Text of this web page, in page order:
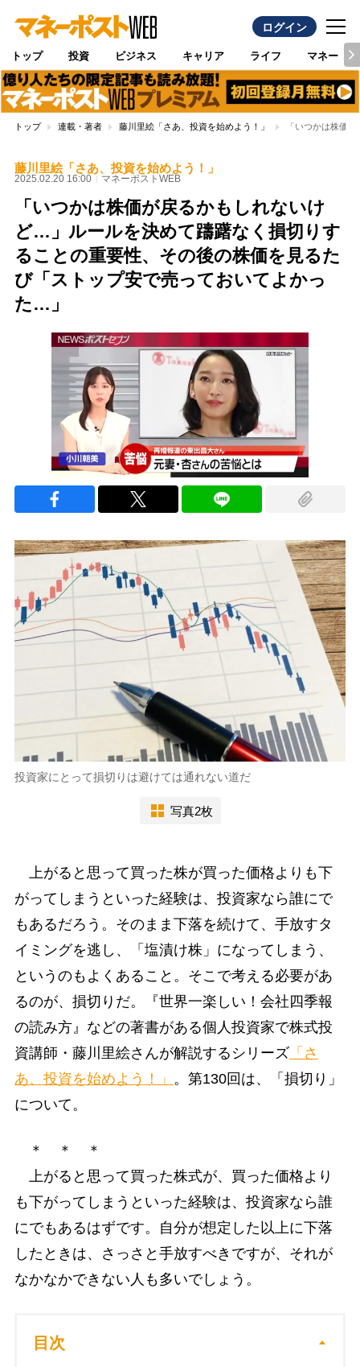
ログイン
トップ 投資 ビジネス キャリア ライフ マネー
トップ 連載・著者 藤川里絵「さあ、投資を始めよう！」 「いつかは株価
藤川里絵「さあ、投資を始めよう！」
2025.02.20 16:00 マネーポストWEB
「いつかは株価が戻るかもしれないけ
ど…」ルールを決めて躊躇なく損切りす
ることの重要性、その後の株価を見るた
び「ストップ安で売っておいてよかっ
た…」
投資家にとって損切りは避けては通れない道だ
写真2枚
上がると思って買った株が買った価格よりも下
がってしまうといった経験は、投資家なら誰にで
もあるだろう。そのまま下落を続けて、手放すタ
イミングを逃し、「塩漬け株」になってしまう、
というのもよくあること。そこで考える必要があ
るのが、損切りだ。『世界一楽しい！会社四季報
の読み方』などの著書がある個人投資家で株式投
資講師・藤川里絵さんが解説するシリーズ「さ
あ、投資を始めよう！」 。第130回は、「損切り」
について。
＊ ＊ ＊
上がると思って買った株式が、買った価格より
も下がってしまうといった経験は、投資家なら誰
にでもあるはずです。自分が想定した以上に下落
したときは、さっさと手放すべきですが、それが
なかなかできない人も多いでしょう。
目次